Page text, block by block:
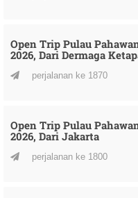
Open Trip Pulau
2026, Dari Dermaga
perjalanan ke 1870
Open Trip Pulau
2026, Dari Jakarta
perjalanan ke 1800